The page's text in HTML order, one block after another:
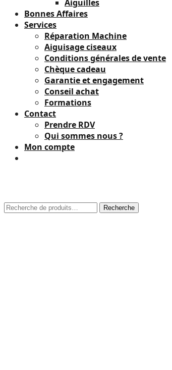
Aiguilles
Bonnes Affaires
Services
Réparation Machine
Aiguisage ciseaux
Conditions générales de vente
Chèque cadeau
Garantie et engagement
Conseil achat
Formations
Contact
Prendre RDV
Qui sommes nous ?
Mon compte
Recherche
Recherche